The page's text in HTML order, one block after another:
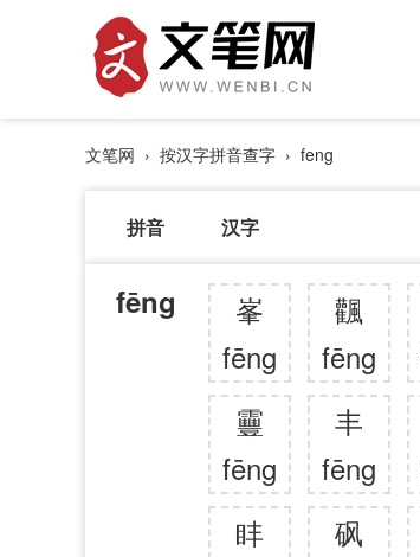
文笔网 › 按汉字拼音查字 › feng
拼音 汉字
fēng
峯
fēng
飌
fēng
靊
fēng
丰
fēng
盽
砜